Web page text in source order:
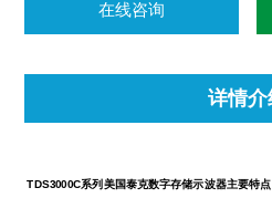
在线咨询
详情介
TDS3000C系列美国泰克数字存储示波器主要特点